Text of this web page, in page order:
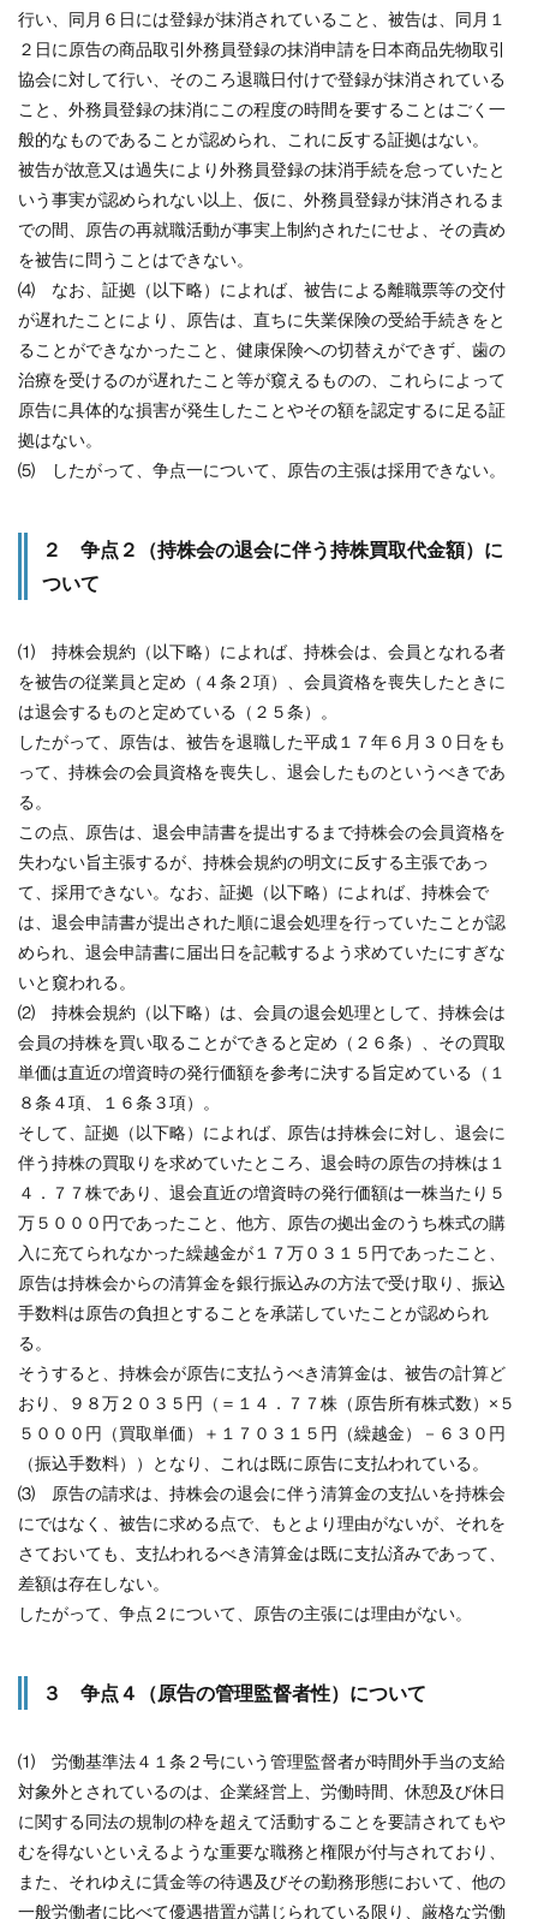
行い、同月６日には登録が抹消されていること、被告は、同月１
２日に原告の商品取引外務員登録の抹消申請を日本商品先物取引
協会に対して行い、そのころ退職日付けで登録が抹消されている
こと、外務員登録の抹消にこの程度の時間を要することはごく一
般的なものであることが認められ、これに反する証拠はない。
被告が故意又は過失により外務員登録の抹消手続を怠っていたと
いう事実が認められない以上、仮に、外務員登録が抹消されるま
での間、原告の再就職活動が事実上制約されたにせよ、その責め
を被告に問うことはできない。
⑷ なお、証拠（以下略）によれば、被告による離職票等の交付
が遅れたことにより、原告は、直ちに失業保険の受給手続きをと
ることができなかったこと、健康保険への切替えができず、歯の
治療を受けるのが遅れたこと等が窺えるものの、これらによって
原告に具体的な損害が発生したことやその額を認定するに足る証
拠はない。
⑸ したがって、争点一について、原告の主張は採用できない。
２ 争点２（持株会の退会に伴う持株買取代金額）に
ついて
⑴ 持株会規約（以下略）によれば、持株会は、会員となれる者
を被告の従業員と定め（４条２項）、会員資格を喪失したときに
は退会するものと定めている（２５条）。
したがって、原告は、被告を退職した平成１７年６月３０日をも
って、持株会の会員資格を喪失し、退会したものというべきであ
る。
この点、原告は、退会申請書を提出するまで持株会の会員資格を
失わない旨主張するが、持株会規約の明文に反する主張であっ
て、採用できない。なお、証拠（以下略）によれば、持株会で
は、退会申請書が提出された順に退会処理を行っていたことが認
められ、退会申請書に届出日を記載するよう求めていたにすぎな
いと窺われる。
⑵ 持株会規約（以下略）は、会員の退会処理として、持株会は
会員の持株を買い取ることができると定め（２６条）、その買取
単価は直近の増資時の発行価額を参考に決する旨定めている（１
８条４項、１６条３項）。
そして、証拠（以下略）によれば、原告は持株会に対し、退会に
伴う持株の買取りを求めていたところ、退会時の原告の持株は１
４．７７株であり、退会直近の増資時の発行価額は一株当たり５
万５０００円であったこと、他方、原告の拠出金のうち株式の購
入に充てられなかった繰越金が１７万０３１５円であったこと、
原告は持株会からの清算金を銀行振込みの方法で受け取り、振込
手数料は原告の負担とすることを承諾していたことが認められ
る。
そうすると、持株会が原告に支払うべき清算金は、被告の計算ど
おり、９８万２０３５円（＝１４．７７株（原告所有株式数）×５
５０００円（買取単価）＋１７０３１５円（繰越金）－６３０円
（振込手数料））となり、これは既に原告に支払われている。
⑶ 原告の請求は、持株会の退会に伴う清算金の支払いを持株会
にではなく、被告に求める点で、もとより理由がないが、それを
さておいても、支払われるべき清算金は既に支払済みであって、
差額は存在しない。
したがって、争点２について、原告の主張には理由がない。
３ 争点４（原告の管理監督者性）について
⑴ 労働基準法４１条２号にいう管理監督者が時間外手当の支給
対象外とされているのは、企業経営上、労働時間、休憩及び休日
に関する同法の規制の枠を超えて活動することを要請されてもや
むを得ないといえるような重要な職務と権限が付与されており、
また、それゆえに賃金等の待遇及びその勤務形態において、他の
一般労働者に比べて優遇措置が講じられている限り、厳格な労働